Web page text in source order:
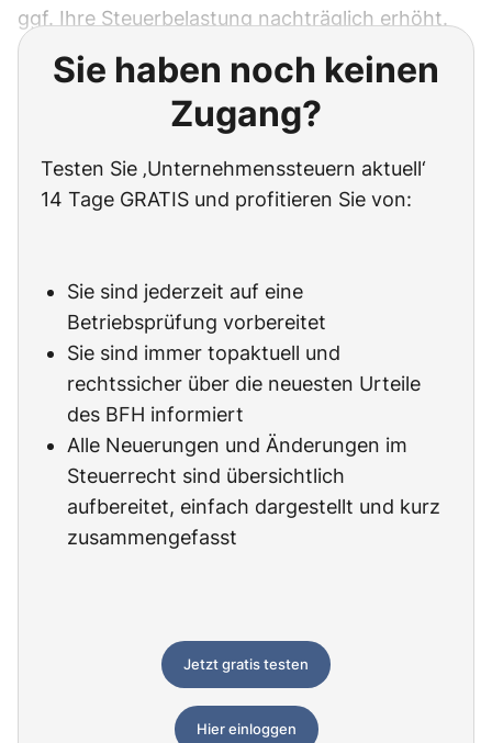
ggf. Ihre Steuerbelastung nachträglich erhöht.
Sie haben noch keinen
Zugang?
Testen Sie ‚Unternehmenssteuern aktuell‘
14 Tage GRATIS und profitieren Sie von:
Sie sind jederzeit auf eine
Betriebsprüfung vorbereitet
Sie sind immer topaktuell und
rechtssicher über die neuesten Urteile
des BFH informiert
Alle Neuerungen und Änderungen im
Steuerrecht sind übersichtlich
aufbereitet, einfach dargestellt und kurz
zusammengefasst
Jetzt gratis testen
Hier einloggen